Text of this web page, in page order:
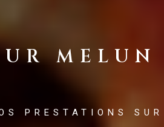
MELUN
PRESTATIONS SUR